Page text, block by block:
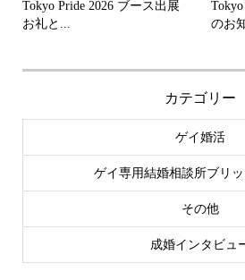
Tokyo Pride 2026 ブース出展
お礼と...
のお
カテゴリー
ゲイ婚活
ゲイ専用結婚相談所ブリ
その他
成婚インタビュ